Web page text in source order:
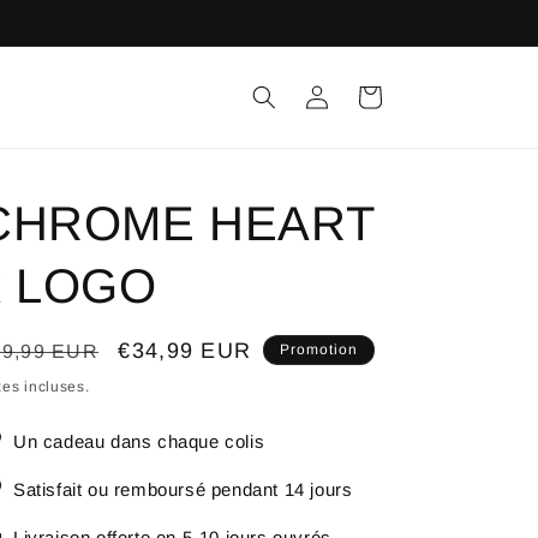
ConnexionPanier
HEART
LOGO
EUR
Prix
€34,99 EUR Promotion
incluses.
Un cadeau dans chaque colis
Satisfait ou remboursé pendant 14 jours